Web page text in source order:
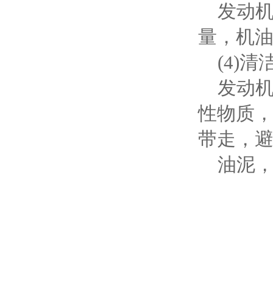
发动机
量，机
(4)清
发动机
性物质
带走，
油泥，